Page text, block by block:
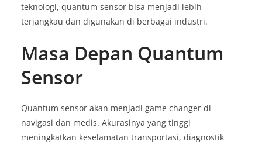
teknologi, quantum sensor bisa menjadi lebih
terjangkau dan digunakan di berbagai industri.
Masa Depan Quantum
Sensor
Quantum sensor akan menjadi game changer di
navigasi dan medis. Akurasinya yang tinggi
meningkatkan keselamatan transportasi, diagnostik